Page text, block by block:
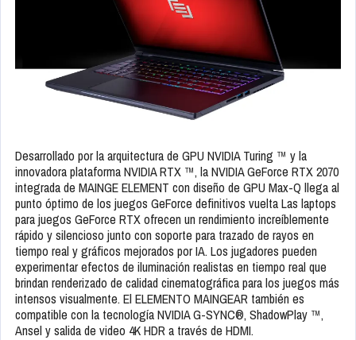
Desarrollado por la arquitectura de GPU NVIDIA Turing ™ y la
innovadora plataforma NVIDIA RTX ™, la NVIDIA GeForce RTX 2070
integrada de MAINGE ELEMENT con diseño de GPU Max-Q llega al
punto óptimo de los juegos GeForce definitivos vuelta Las laptops
para juegos GeForce RTX ofrecen un rendimiento increíblemente
rápido y silencioso junto con soporte para trazado de rayos en
tiempo real y gráficos mejorados por IA. Los jugadores pueden
experimentar efectos de iluminación realistas en tiempo real que
brindan renderizado de calidad cinematográfica para los juegos más
intensos visualmente. El ELEMENTO MAINGEAR también es
compatible con la tecnología NVIDIA G-SYNC®, ShadowPlay ™,
Ansel y salida de video 4K HDR a través de HDMI.